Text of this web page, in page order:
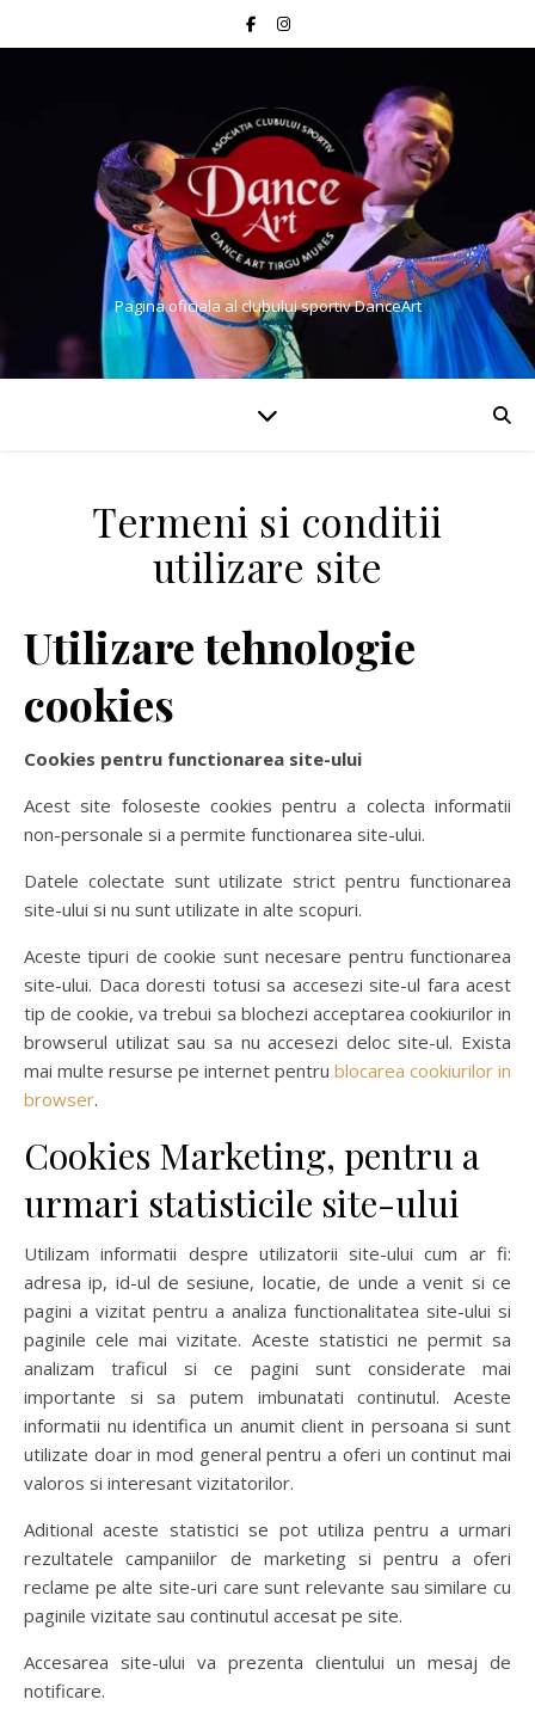
Pagina oficiala al clubului sportiv DanceArt
Termeni si conditii
utilizare site
Utilizare tehnologie
cookies
Cookies pentru functionarea site-ului
Acest site foloseste cookies pentru a colecta informatii
non-personale si a permite functionarea site-ului.
Datele colectate sunt utilizate strict pentru functionarea
site-ului si nu sunt utilizate in alte scopuri.
Aceste tipuri de cookie sunt necesare pentru functionarea
site-ului. Daca doresti totusi sa accesezi site-ul fara acest
tip de cookie, va trebui sa blochezi acceptarea cookiurilor in
browserul utilizat sau sa nu accesezi deloc site-ul. Exista
mai multe resurse pe internet pentru blocarea cookiurilor in
browser.
Cookies Marketing, pentru a
urmari statisticile site-ului
Utilizam informatii despre utilizatorii site-ului cum ar fi:
adresa ip, id-ul de sesiune, locatie, de unde a venit si ce
pagini a vizitat pentru a analiza functionalitatea site-ului si
paginile cele mai vizitate. Aceste statistici ne permit sa
analizam traficul si ce pagini sunt considerate mai
importante si sa putem imbunatati continutul. Aceste
informatii nu identifica un anumit client in persoana si sunt
utilizate doar in mod general pentru a oferi un continut mai
valoros si interesant vizitatorilor.
Aditional aceste statistici se pot utiliza pentru a urmari
rezultatele campaniilor de marketing si pentru a oferi
reclame pe alte site-uri care sunt relevante sau similare cu
paginile vizitate sau continutul accesat pe site.
Accesarea site-ului va prezenta clientului un mesaj de
notificare.